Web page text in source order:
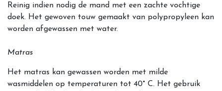
Reinig indien nodig de mand met een zachte vochtige
doek. Het gewoven touw gemaakt van polypropyleen kan
worden afgewassen met water.
Matras
Het matras kan gewassen worden met milde
wasmiddelen op temperaturen tot 40° C. Het gebruik